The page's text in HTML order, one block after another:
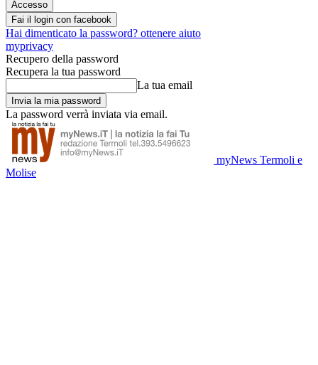
Fai il login con facebook
Hai dimenticato la password? ottenere aiuto
myprivacy
Recupero della password
Recupera la tua password
La tua email
La password verrà inviata via email.
myNews Termoli e
Molise